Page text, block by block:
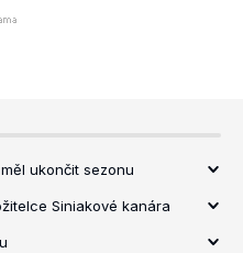
ukončit sezonu
Siniakové kanára